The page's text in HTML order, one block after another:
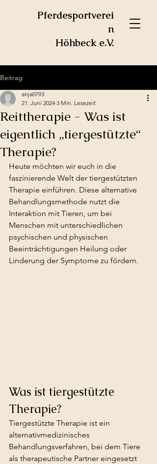
Pferdesportverei
n
Höhbeck e.V.
Beitrag
Reittherapie - Was ist
eigentlich „tiergestützte“
Therapie?
anja0793
21. Juni 2024 3 Min. Lesezeit
Heute möchten wir euch in die
faszinierende Welt der tiergestützten
Therapie einführen. Diese alternative
Behandlungsmethode nutzt die
Interaktion mit Tieren, um bei
Menschen mit unterschiedlichen
psychischen und physischen
Beeinträchtigungen Heilung oder
Linderung der Symptome zu fördern.
Was ist tiergestützte
Therapie?
Tiergestützte Therapie ist ein
alternativmedizinisches
Behandlungsverfahren, bei dem Tiere
als therapeutische Partner eingesetzt